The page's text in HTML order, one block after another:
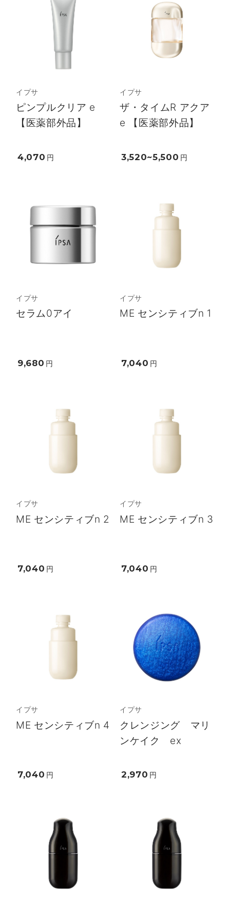
イプサ
ピンプルクリア e
【医薬部外品】
4,070 円
イプサ
ザ・タイムR アクア
e 【医薬部外品】
3,520~5,500 円
イプサ
セラム0アイ
9,680 円
イプサ
ME センシティブn 1
7,040 円
イプサ
ME センシティブn 2
7,040 円
イプサ
ME センシティブn 3
7,040 円
イプサ
ME センシティブn 4
7,040 円
イプサ
クレンジング マリ
ンケイク ex
2,970 円